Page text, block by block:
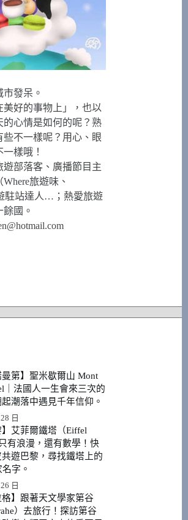
發呆。
好的事物上」，也以
的心情是如何的呢？熟
不一樣呢？用心、眼
樣哦！
部落客、廣播節目主
旅遊味、
駐站達人…；熱愛旅遊
國。
第】聖米歇爾山 Mont
｜法國人一生會來三次的
潮落中遇見千年信仰。
日
艾菲爾鐵塔（Eiffel
有浪漫，還有數學！快
遊巴黎，尋找鐵塔上的
字。
日
格】跟著天文學家第谷
）去旅行！探訪第谷